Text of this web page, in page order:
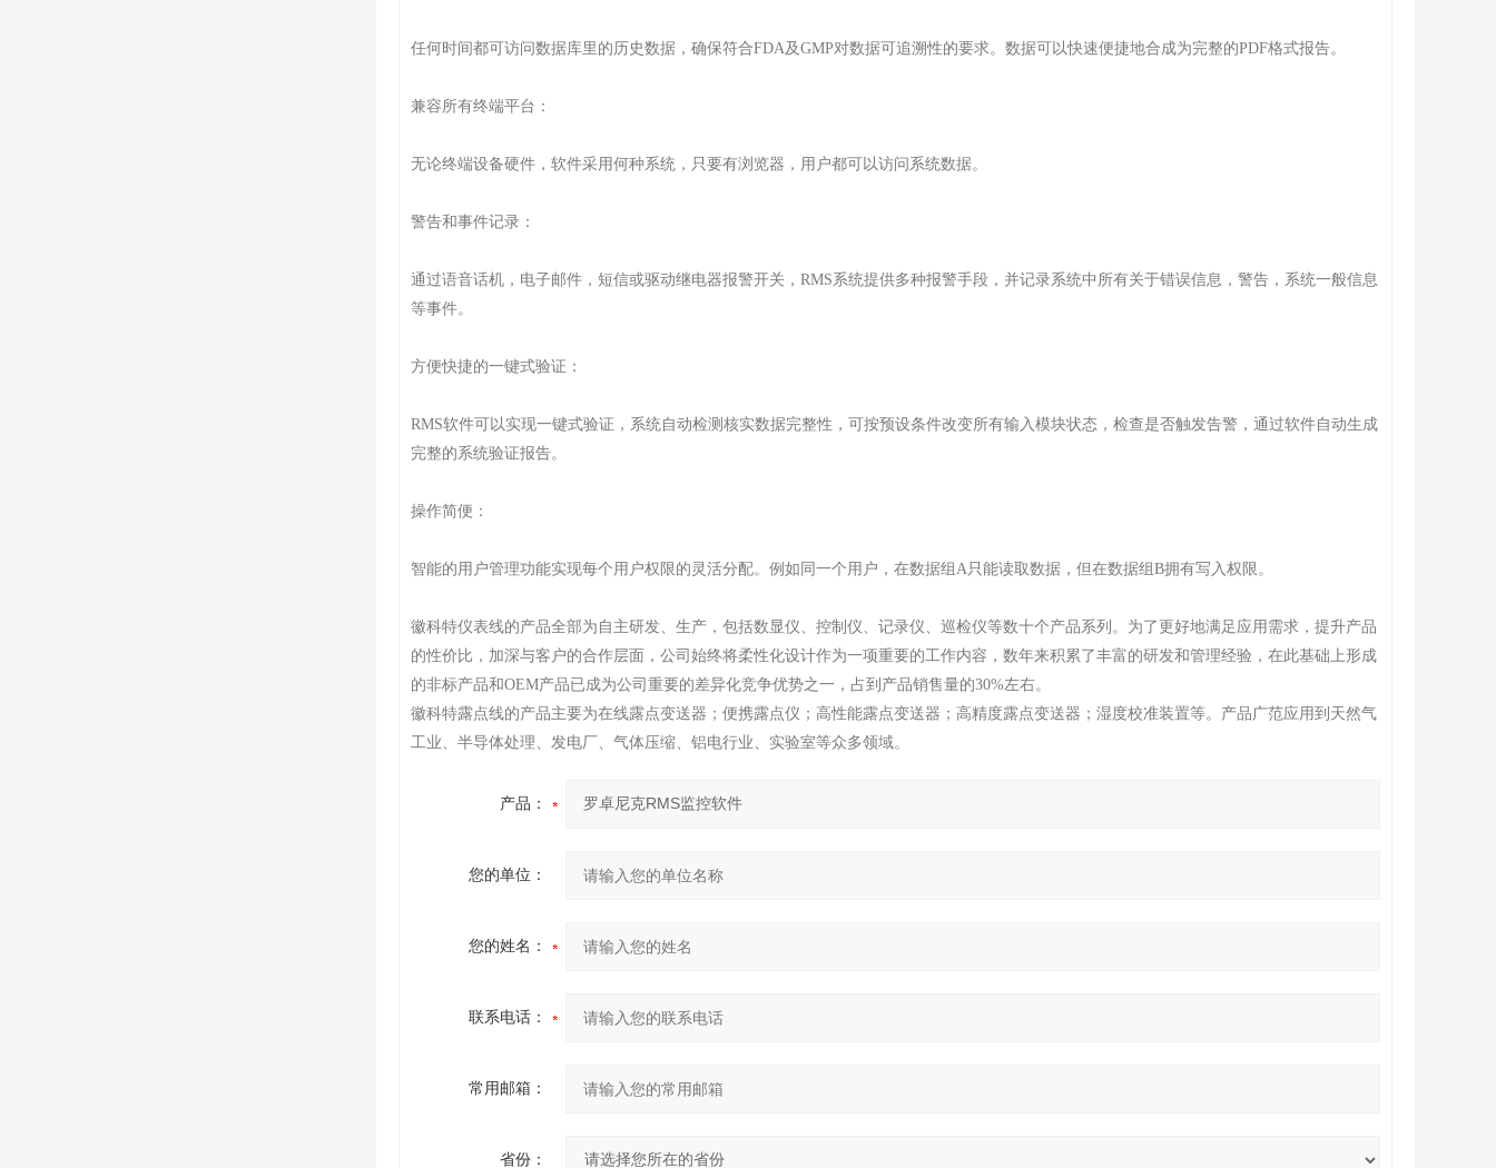
任何时间都可访问数据库里的历史数据，确保符合FDA及GMP对数据可追溯性的要求。数据可以快速便捷地合成为完整的PDF格式报告。
兼容所有终端平台：
无论终端设备硬件，软件采用何种系统，只要有浏览器，用户都可以访问系统数据。
警告和事件记录：
通过语音话机，电子邮件，短信或驱动继电器报警开关，RMS系统提供多种报警手段，并记录系统中所有关于错误信息，警告，系统一般信息
等事件。
方便快捷的一键式验证：
RMS软件可以实现一键式验证，系统自动检测核实数据完整性，可按预设条件改变所有输入模块状态，检查是否触发告警，通过软件自动生成
完整的系统验证报告。
操作简便：
智能的用户管理功能实现每个用户权限的灵活分配。例如同一个用户，在数据组A只能读取数据，但在数据组B拥有写入权限。
徽科特仪表线的产品全部为自主研发、生产，包括数显仪、控制仪、记录仪、巡检仪等数十个产品系列。为了更好地满足应用需求，提升产品
的性价比，加深与客户的合作层面，公司始终将柔性化设计作为一项重要的工作内容，数年来积累了丰富的研发和管理经验，在此基础上形成
的非标产品和OEM产品已成为公司重要的差异化竞争优势之一，占到产品销售量的30%左右。
徽科特露点线的产品主要为在线露点变送器；便携露点仪；高性能露点变送器；高精度露点变送器；湿度校准装置等。产品广范应用到天然气
工业、半导体处理、发电厂、气体压缩、铝电行业、实验室等众多领域。
产品：
您的单位：
您的姓名：
联系电话：
常用邮箱：
省份：